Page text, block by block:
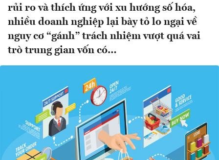
rủi ro và thích ứng với xu hướng số hóa,
nhiều doanh nghiệp lại bày tỏ lo ngại về
nguy cơ “gánh” trách nhiệm vượt quá vai
trò trung gian vốn có…